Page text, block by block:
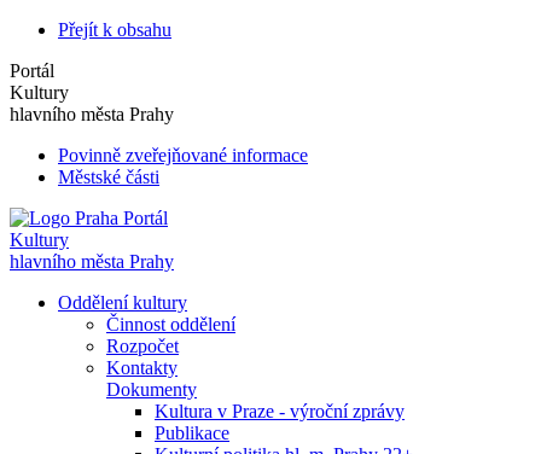
Přejít k obsahu
Portál
Kultury
hlavního města Prahy
Povinně zveřejňované informace
Městské části
Portál
Kultury
hlavního města Prahy
Oddělení kultury
Činnost oddělení
Rozpočet
Kontakty
Dokumenty
Kultura v Praze - výroční zprávy
Publikace